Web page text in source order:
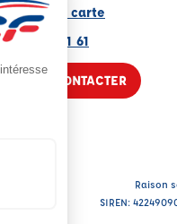
Voir sur la carte
04 75 47 61 61
NOUS CONTACTER
Raison
SIREN: